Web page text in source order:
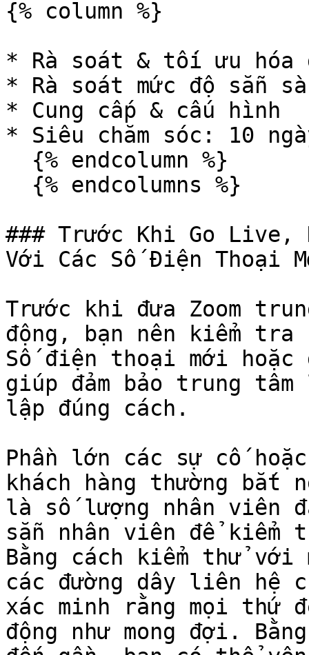
{% column %}
* Rà soát & tối ưu hóa
* Rà soát mức độ sẵn
* Cung cấp & cấu hình
* Siêu chăm sóc: 10
### Trước Khi Go Live,
Với Các Số Điện Thoại
Trước khi đưa Zoom
động, bạn nên kiểm tra
Số điện thoại mới
giúp đảm bảo trung
lập đúng cách.
Phần lớn các sự cố
khách hàng thường bắt
là số lượng nhân viên
sẵn nhân viên để kiểm
Bằng cách kiểm thử
các đường dây liên hệ
xác minh rằng mọi thứ
động như mong đợi.